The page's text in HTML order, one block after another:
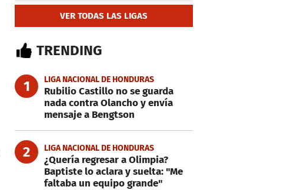
VER TODAS LAS LIGAS
TRENDING
1 LIGA NACIONAL DE HONDURAS
Rubilio Castillo no se guarda
nada contra Olancho y envía
mensaje a Bengtson
2 LIGA NACIONAL DE HONDURAS
¿Quería regresar a Olimpia?
Baptiste lo aclara y suelta: "Me
faltaba un equipo grande"